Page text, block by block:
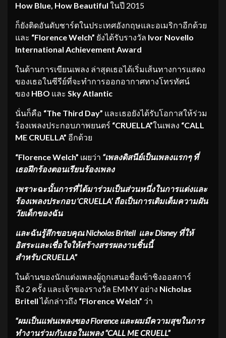
How Blue, How Beautiful ในปี 2015
ก็ยังติดอันดับชาร์ตในประเทศอังกฤษและอเมริกาอีกด้วย
และ “Florence Welch” ยังได้รับรางวัล Ivor Novello
International Achievement Award
ในด้านการเขียนเพลง ล่าสุดเธอได้เริ่มเส้นทางการแสดง
ของเธอในซีรีย์ที่จะทำการออกอากาศทางโทรทัศน์
ของ HBO และ Sky Atlantic
นั่นก็คือ “The Third Day” และเธอยังได้รับโอกาสให้ร่วม
ร้องเพลงประกอบภาพยนตร์ “CRUELLA”ในเพลง “CALL
ME CRUELLA” อีกด้วย
“Florence Welch” เผยว่า “เพลงดิสนีย์เป็นเพลงแรกๆ ที่
เธอฝึกร้องตอนเรียนร้องเพลง
เพราะฉะนั้นการที่ได้มาร่วมเป็นส่วนหนึ่งในการแต่งและ
ร้องเพลงประกอบ‘CRUELLA’ ถือเป็นการเติมเต็มความฝัน
วัยเด็กของฉัน
และฉันรู้สึกขอบคุณNicholas Britell และ Disney ที่ให้
อิสระและเชื่อใจให้สร้างสรรผลงานชิ้นนี้
สำหรับ CRUELLA”
ในด้านของนักแต่งเพลงผู้ถูกเสนอชื่อเข้าชิงออสการ์
ถึง 2 ครั้ง และเจ้าของรางวัล EMMY อย่าง Nicholas
Britellได้กล่าวถึง “Florence Welch” ว่า
“ผมเป็นแฟนเพลงของ Florence และผมมีความสุขในการ
ทำงานร่วมกับเธอในเพลง “CALL ME CRUELL”